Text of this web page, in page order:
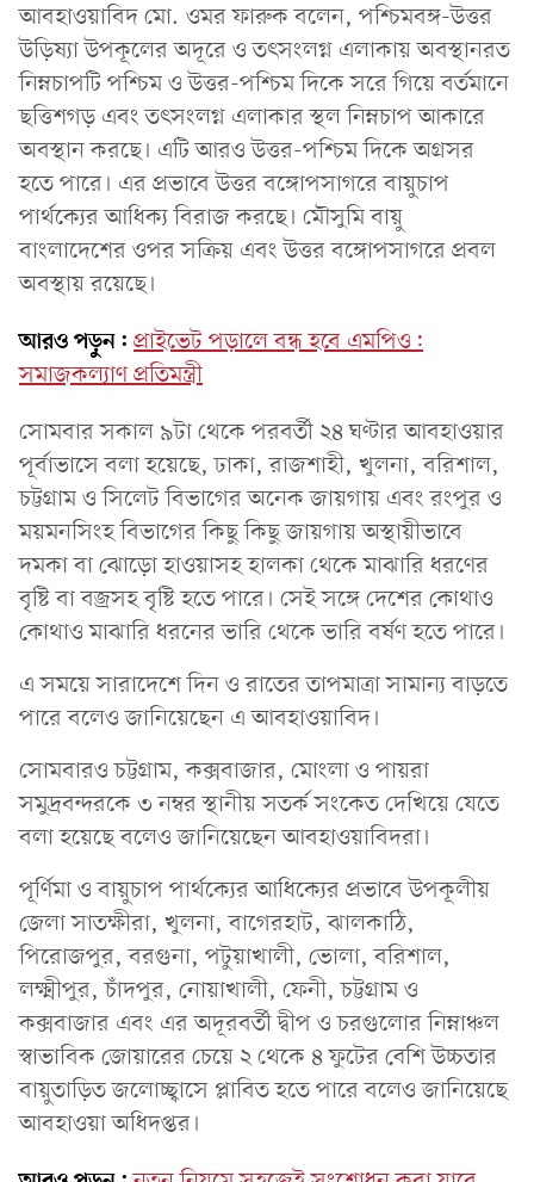
আবহাওয়াবিদ মো. ওমর ফারুক বলেন, পশ্চিমবঙ্গ-উত্তর
উড়িষ্যা উপকূলের অদূরে ও তৎসংলগ্ন এলাকায় অবস্থানরত
নিম্নচাপটি পশ্চিম ও উত্তর-পশ্চিম দিকে সরে গিয়ে বর্তমানে
ছত্তিশগড় এবং তৎসংলগ্ন এলাকার স্থল নিম্নচাপ আকারে
অবস্থান করছে। এটি আরও উত্তর-পশ্চিম দিকে অগ্রসর
হতে পারে। এর প্রভাবে উত্তর বঙ্গোপসাগরে বায়ুচাপ
পার্থক্যের আধিক্য বিরাজ করছে। মৌসুমি বায়ু
বাংলাদেশের ওপর সক্রিয় এবং উত্তর বঙ্গোপসাগরে প্রবল
অবস্থায় রয়েছে।
আরও পড়ুন: প্রাইভেট পড়ালে বন্ধ হবে এমপিও:
সমাজকল্যাণ প্রতিমন্ত্রী
সোমবার সকাল ৯টা থেকে পরবর্তী ২৪ ঘণ্টার আবহাওয়ার
পূর্বাভাসে বলা হয়েছে, ঢাকা, রাজশাহী, খুলনা, বরিশাল,
চট্টগ্রাম ও সিলেট বিভাগের অনেক জায়গায় এবং রংপুর ও
ময়মনসিংহ বিভাগের কিছু কিছু জায়গায় অস্থায়ীভাবে
দমকা বা ঝোড়ো হাওয়াসহ হালকা থেকে মাঝারি ধরণের
বৃষ্টি বা বজ্রসহ বৃষ্টি হতে পারে। সেই সঙ্গে দেশের কোথাও
কোথাও মাঝারি ধরনের ভারি থেকে ভারি বর্ষণ হতে পারে।
এ সময়ে সারাদেশে দিন ও রাতের তাপমাত্রা সামান্য বাড়তে
পারে বলেও জানিয়েছেন এ আবহাওয়াবিদ।
সোমবারও চট্টগ্রাম, কক্সবাজার, মোংলা ও পায়রা
সমুদ্রবন্দরকে ৩ নম্বর স্থানীয় সতর্ক সংকেত দেখিয়ে যেতে
বলা হয়েছে বলেও জানিয়েছেন আবহাওয়াবিদরা।
পূর্ণিমা ও বায়ুচাপ পার্থক্যের আধিক্যের প্রভাবে উপকূলীয়
জেলা সাতক্ষীরা, খুলনা, বাগেরহাট, ঝালকাঠি,
পিরোজপুর, বরগুনা, পটুয়াখালী, ভোলা, বরিশাল,
লক্ষ্মীপুর, চাঁদপুর, নোয়াখালী, ফেনী, চট্টগ্রাম ও
কক্সবাজার এবং এর অদূরবর্তী দ্বীপ ও চরগুলোর নিম্নাঞ্চল
স্বাভাবিক জোয়ারের চেয়ে ২ থেকে ৪ ফুটের বেশি উচ্চতার
বায়ুতাড়িত জলোচ্ছ্বাসে প্লাবিত হতে পারে বলেও জানিয়েছে
আবহাওয়া অধিদপ্তর।